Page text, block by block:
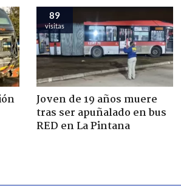
89
visitas
Joven de 19 años muere
tras ser apuñalado en bus
RED en La Pintana